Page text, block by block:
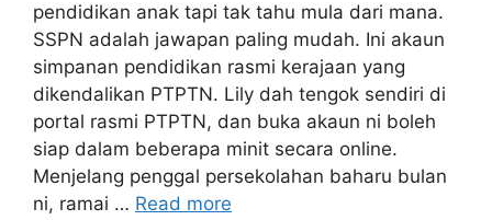
pendidikan anak tapi tak tahu mula dari mana.
SSPN adalah jawapan paling mudah. Ini akaun
simpanan pendidikan rasmi kerajaan yang
dikendalikan PTPTN. Lily dah tengok sendiri di
portal rasmi PTPTN, dan buka akaun ni boleh
siap dalam beberapa minit secara online.
Menjelang penggal persekolahan baharu bulan
ni, ramai … Read more